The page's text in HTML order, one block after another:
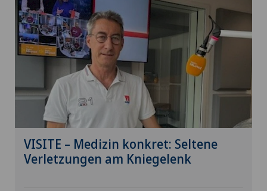
VISITE – Medizin konkret: Seltene
Verletzungen am Kniegelenk